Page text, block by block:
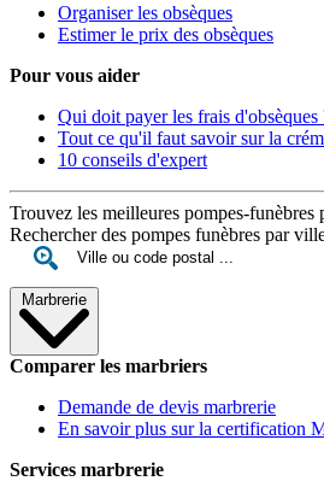
Organiser les obsèques
Estimer le prix des obsèques
Pour vous aider
Qui doit payer les frais d'obsèques
Tout ce qu'il faut savoir sur la
10 conseils d'expert
Trouvez les meilleures pompes-funèbres
Rechercher des pompes funèbres par
Marbrerie
Comparer les marbriers
Demande de devis marbrerie
En savoir plus sur la certification
Services marbrerie